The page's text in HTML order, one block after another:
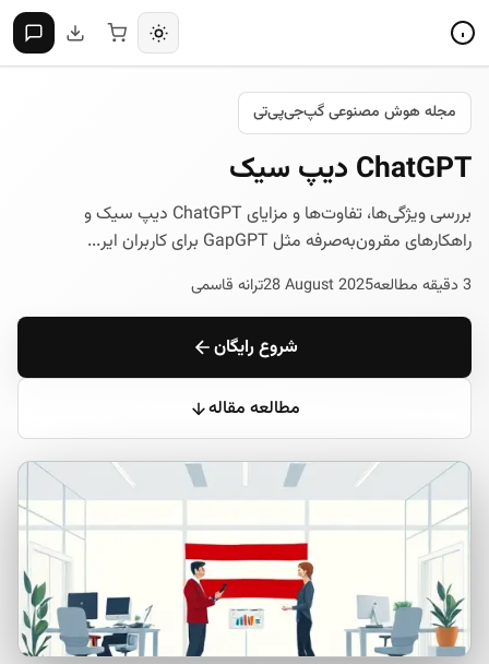
مجله هوش مصنوعی گپ‌جی‌پی‌تی
ChatGPT دیپ سیک
بررسی ویژگی‌ها، تفاوت‌ها و مزایای ChatGPT دیپ سیک و
راهکارهای مقرون‌به‌صرفه مثل GapGPT برای کاربران ایر...
3 دقیقه مطالعه 28 August 2025ترانه قاسمی
شروع رایگان
مطالعه مقاله